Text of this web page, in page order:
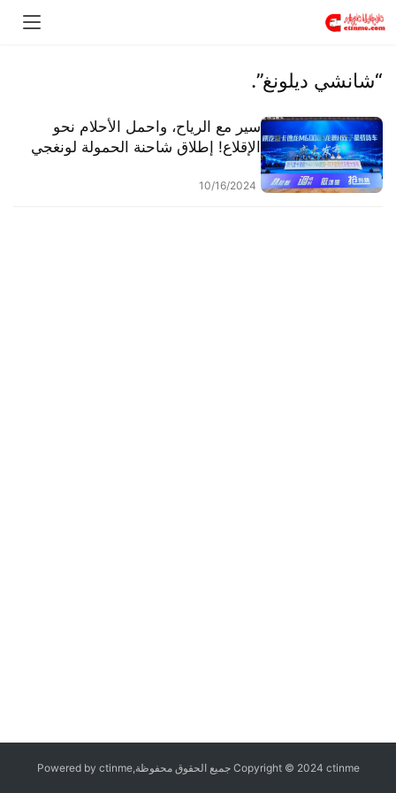
“شانشي ديلونغ”.
سير مع الرياح، واحمل الأحلام نحو
الإقلاع! إطلاق شاحنة الحمولة لونغجي
للوجستيات عالية الكفاءة
10/16/2024
Copyright © 2024 ctinme جميع الحقوق محفوظة,Powered by ctinme